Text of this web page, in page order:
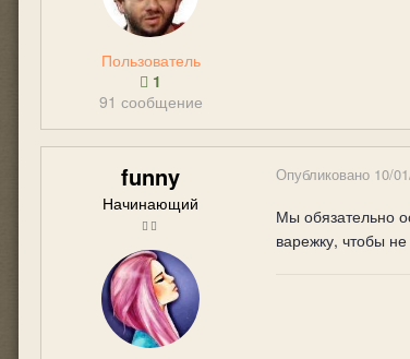
Пользователь
1
91 сообщение
funny
Начинающий
Опубликовано 10/
Мы обязательно
варежку, чтобы